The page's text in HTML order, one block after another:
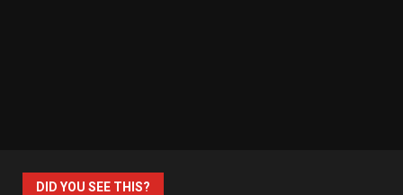
DID YOU SEE THIS?